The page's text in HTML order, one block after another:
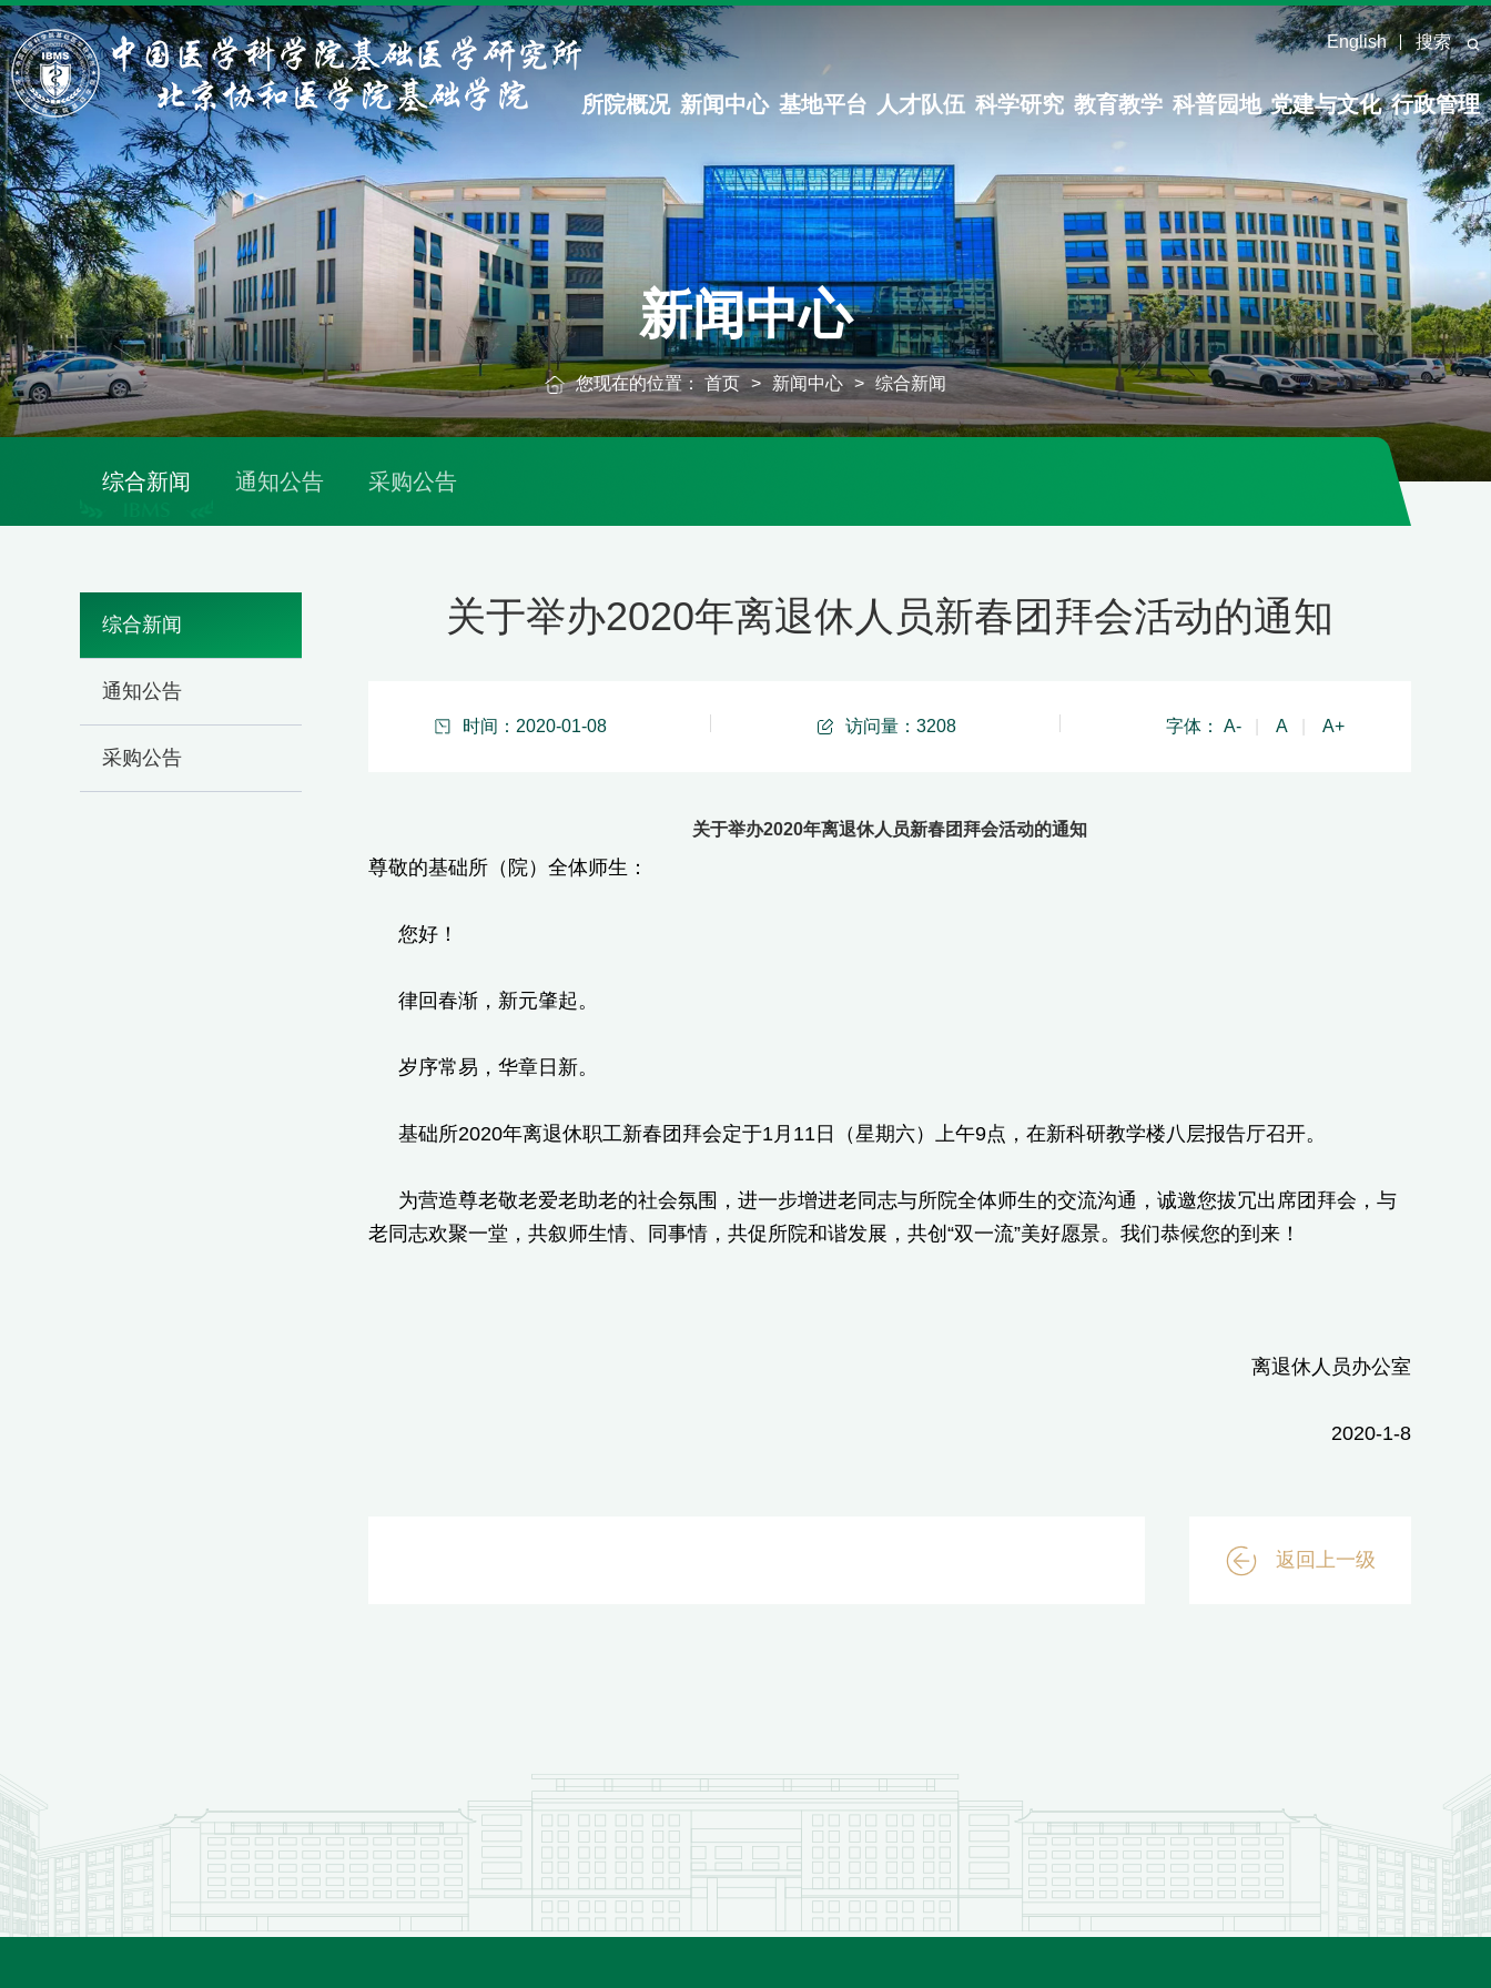
English 搜索
所院概况 新闻中心 基地平台 人才队伍 科学研究 教育教学 科普园地 党建与文化 行政管理
新闻中心
您现在的位置： 首页 > 新闻中心 > 综合新闻
综合新闻 通知公告 采购公告
综合新闻
通知公告
采购公告
关于举办2020年离退休人员新春团拜会活动的通知
时间：2020-01-08 访问量： 3208 字体： A- A A+
关于举办2020年离退休人员新春团拜会活动的通知
尊敬的基础所（院）全体师生：
您好！
律回春渐，新元肇起。
岁序常易，华章日新。
基础所2020年离退休职工新春团拜会定于1月11日（星期六）上午9点，在新科研教学楼八层报告厅召开。
为营造尊老敬老爱老助老的社会氛围，进一步增进老同志与所院全体师生的交流沟通，诚邀您拔冗出席团拜会，与
老同志欢聚一堂，共叙师生情、同事情，共促所院和谐发展，共创“双一流”美好愿景。我们恭候您的到来！
离退休人员办公室
2020-1-8
返回上一级